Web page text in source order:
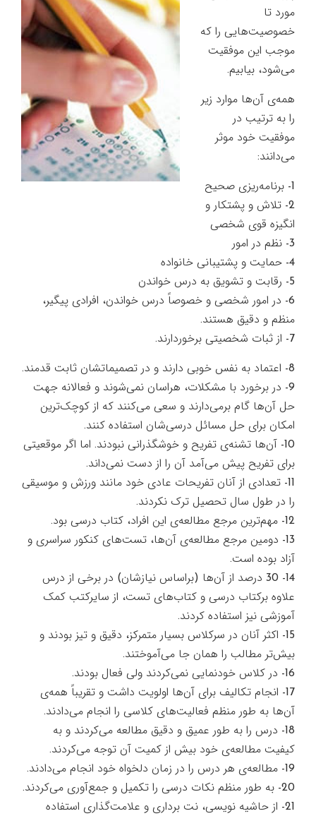
مورد تا
خصوصيت‌هايي را كه
موجب اين موفقيت
مي‌شود، بيابيم.
همه‌ي آن‌ها موارد زير
را به ترتيب در
موفقيت خود موثر
مي‌دانند:
1- برنامه‌ريزي صحيح
2- تلاش و پشتكار و
انگيزه قوي شخصي
3- نظم در امور
4- حمايت و پشتيباني خانواده
5- رقابت و تشويق به درس خواندن
6- در امور شخصي و خصوصاً درس خواندن، افرادي پيگير،
منظم و دقيق هستند.
7- از ثبات شخصيتي برخوردارند.
8- اعتماد به نفس خوبي دارند و در تصميماتشان ثابت قدمند.
9- در برخورد با مشكلات، هراسان نمي‌شوند و فعالانه جهت
حل آن‌ها گام برمي‌دارند و سعي مي‌كنند كه از كوچك‌ترين
امكان براي حل مسائل درسي‌شان استفاده كنند.
10- آن‌ها تشنه‌ي تفريح و خوشگذراني نبودند. اما اگر موقعيتي
براي تفريح پيش مي‌آمد آن را از دست نمي‌داند.
11- تعدادي از آنان تفريحات عادي خود مانند ورزش و موسيقي
را در طول سال تحصيل ترك نكردند.
12- مهم‌ترين مرجع مطالعه‌ي اين افراد، كتاب درسي بود.
13- دومين مرجع مطالعه‌ي آن‌ها، تست‌هاي كنكور سراسري و
آزاد بوده است.
14- 30 درصد از آن‌ها (براساس نيازشان) در برخي از درس
علاوه بركتاب درسي و كتاب‌هاي تست، از سايركتب كمك
آموزشي نيز استفاده كردند.
15- اكثر آنان در سركلاس بسيار متمركز، دقيق و تيز بودند و
بيش‌تر مطالب را همان جا مي‌آموختند.
16- در كلاس خودنمايي نمي‌كردند ولي فعال بودند.
17- انجام تكاليف براي آن‌ها اولويت داشت و تقريباً همه‌ي
آن‌ها به طور منظم فعاليت‌هاي كلاسي را انجام مي‌دادند.
18- درس را به طور عميق و دقيق مطالعه مي‌كردند و به
كيفيت مطالعه‌ي خود بيش از كميت آن توجه مي‌كردند.
19- مطالعه‌ي هر درس را در زمان دلخواه خود انجام مي‌دادند.
20- به طور منظم نكات درسي را تكميل و جمع‌آوري مي‌كردند.
21- از حاشيه نويسي، نت برداري و علامت‌گذاري استفاده